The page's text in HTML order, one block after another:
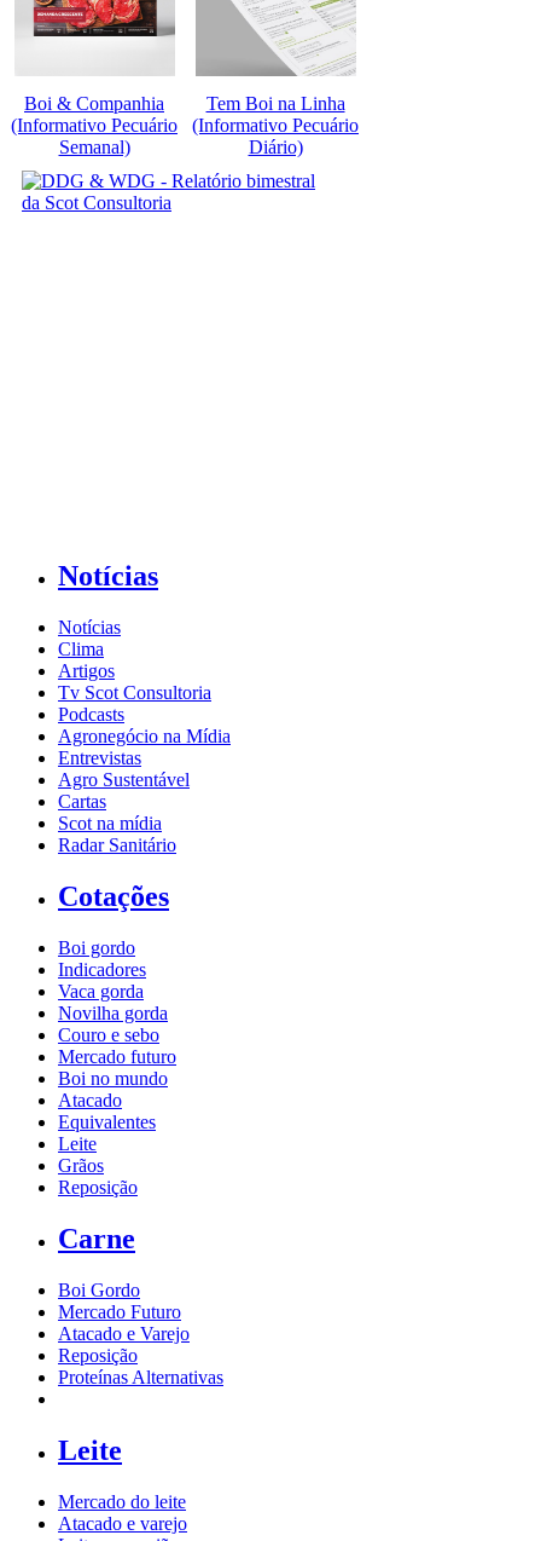
Boi & Companhia
(Informativo Pecuário
Semanal)
Tem Boi na Linha
(Informativo Pecuário
Diário)
Notícias
Notícias
Clima
Artigos
Tv Scot Consultoria
Podcasts
Agronegócio na Mídia
Entrevistas
Agro Sustentável
Cartas
Scot na mídia
Radar Sanitário
Cotações
Boi gordo
Indicadores
Vaca gorda
Novilha gorda
Couro e sebo
Mercado futuro
Boi no mundo
Atacado
Equivalentes
Leite
Grãos
Reposição
Carne
Boi Gordo
Mercado Futuro
Atacado e Varejo
Reposição
Proteínas Alternativas
Leite
Mercado do leite
Atacado e varejo